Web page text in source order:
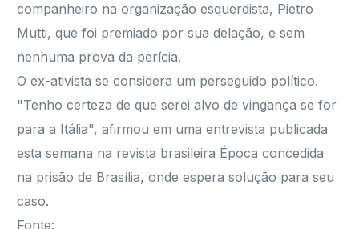
companheiro na organização esquerdista, Pietro
Mutti, que foi premiado por sua delação, e sem
nenhuma prova da perícia.
O ex-ativista se considera um perseguido político.
"Tenho certeza de que serei alvo de vingança se for
para a Itália", afirmou em uma entrevista publicada
esta semana na revista brasileira Época concedida
na prisão de Brasília, onde espera solução para seu
caso.
Fonte: